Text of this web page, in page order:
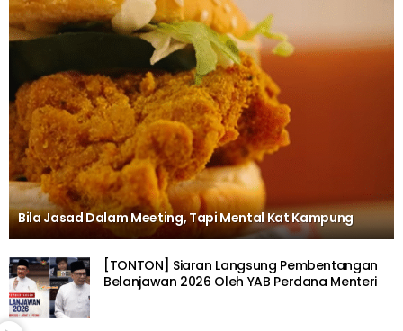
Bila Jasad Dalam Meeting, Tapi Mental Kat Kampung
[TONTON] Siaran Langsung Pembentangan
Belanjawan 2026 Oleh YAB Perdana Menteri